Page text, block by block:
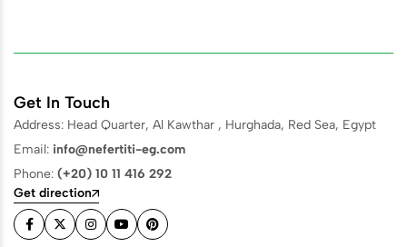
Get In Touch
Address: Head Quarter, Al Kawthar , Hurghada, Red Sea, Egypt
Email: info@nefertiti-eg.com
Phone: (+20) 10 11 416 292
Get direction